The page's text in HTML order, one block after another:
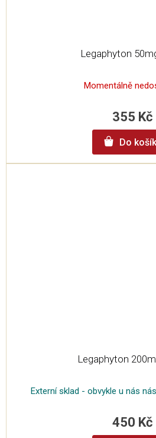
Legaphyton
Momentálně
355 Kč
Do
Legaphyton
Externí sklad - obvykle u nás
450 Kč